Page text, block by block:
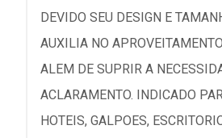
DEVIDO SEU DESIGN E
AUXILIA NO
ALEM DE SUPRIR A
ACLARAMENTO. INDICADO
HOTEIS, GALPOES,